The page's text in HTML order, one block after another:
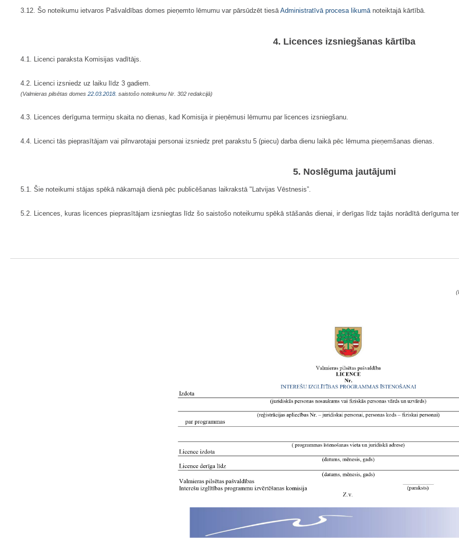
3.12. Šo noteikumu ietvaros Pašvaldības domes pieņemto lēmumu var pārsūdzēt tiesā Administratīvā procesa likumā noteiktajā kārtībā.
4. Licences izsniegšanas kārtība
4.1. Licenci paraksta Komisijas vadītājs.
4.2. Licenci izsniedz uz laiku līdz 3 gadiem.
(Valmieras pilsētas domes 22.03.2018. saistošo noteikumu Nr. 302 redakcijā)
4.3. Licences derīguma termiņu skaita no dienas, kad Komisija ir pieņēmusi lēmumu par licences izsniegšanu.
4.4. Licenci tās pieprasītājam vai pilnvarotajai personai izsniedz pret parakstu 5 (piecu) darba dienu laikā pēc lēmuma pieņemšanas dienas.
5. Noslēguma jautājumi
5.1. Šie noteikumi stājas spēkā nākamajā dienā pēc publicēšanas laikrakstā "Latvijas Vēstnesis”.
5.2. Licences, kuras licences pieprasītājam izsniegtas līdz šo saistošo noteikumu spēkā stāšanās dienai, ir derīgas līdz tajās norādītā derīguma